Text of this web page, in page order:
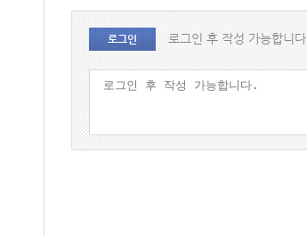
로그인
로그인 후 작성 가능합니다.